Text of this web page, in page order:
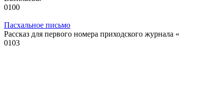
0100
Пасхальное письмо
Рассказ для первого номера приходского журнала «
0103